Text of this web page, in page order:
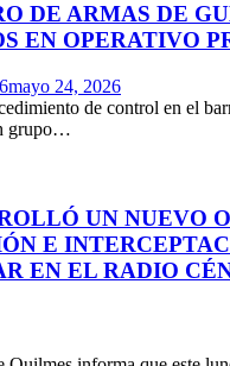
DE ARMAS DE
EN OPERATIVO
mayo 24, 2026
de control en el
grupo…
UN NUEVO
E
EN EL RADIO